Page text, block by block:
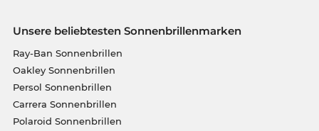
Unsere beliebtesten Sonnenbrillenmarken
Ray-Ban Sonnenbrillen
Oakley Sonnenbrillen
Persol Sonnenbrillen
Carrera Sonnenbrillen
Polaroid Sonnenbrillen